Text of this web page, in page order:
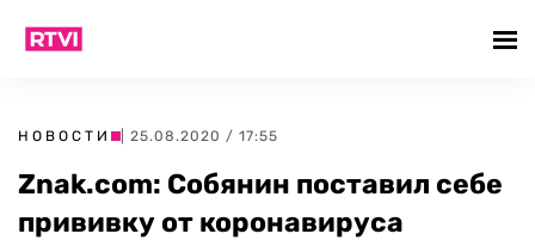
НОВОСТИ | 25.08.2020 / 17:55
Znak.com: Собянин поставил себе
прививку от коронавируса